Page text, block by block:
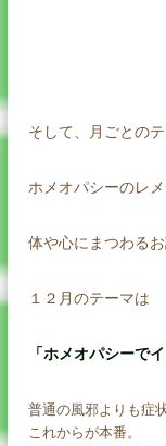
そして、月ごとのテ
ホメオパシーのレ
体や心にまつわる
１２月のテーマは
「ホメオパシーで
普通の風邪よりも症
これからが本番。